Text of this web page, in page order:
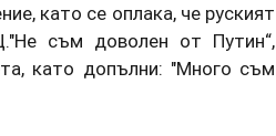
като се оплака, че руският
съм доволен от Путин“,
като допълни: "Много съм